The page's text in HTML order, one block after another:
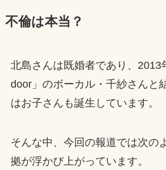
不倫は本当？
北島さんは既婚者であり、2013
door」のボーカル・千紗さんと
はお子さんも誕生しています。
そんな中、今回の報道では次の
拠が浮かび上がっています。